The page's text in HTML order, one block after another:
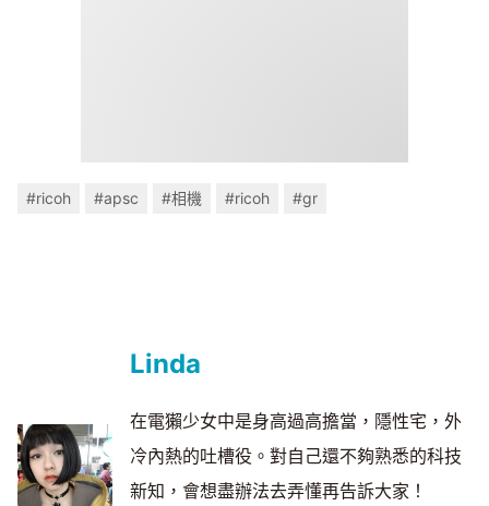
#ricoh #apsc #相機 #ricoh #gr
Linda
在電獺少女中是身高過高擔當，隱性宅，外
冷內熱的吐槽役。對自己還不夠熟悉的科技
新知，會想盡辦法去弄懂再告訴大家！